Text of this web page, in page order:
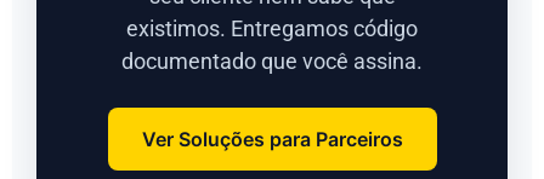
existimos. Entregamos código
documentado que você assina.
Ver Soluções para Parceiros